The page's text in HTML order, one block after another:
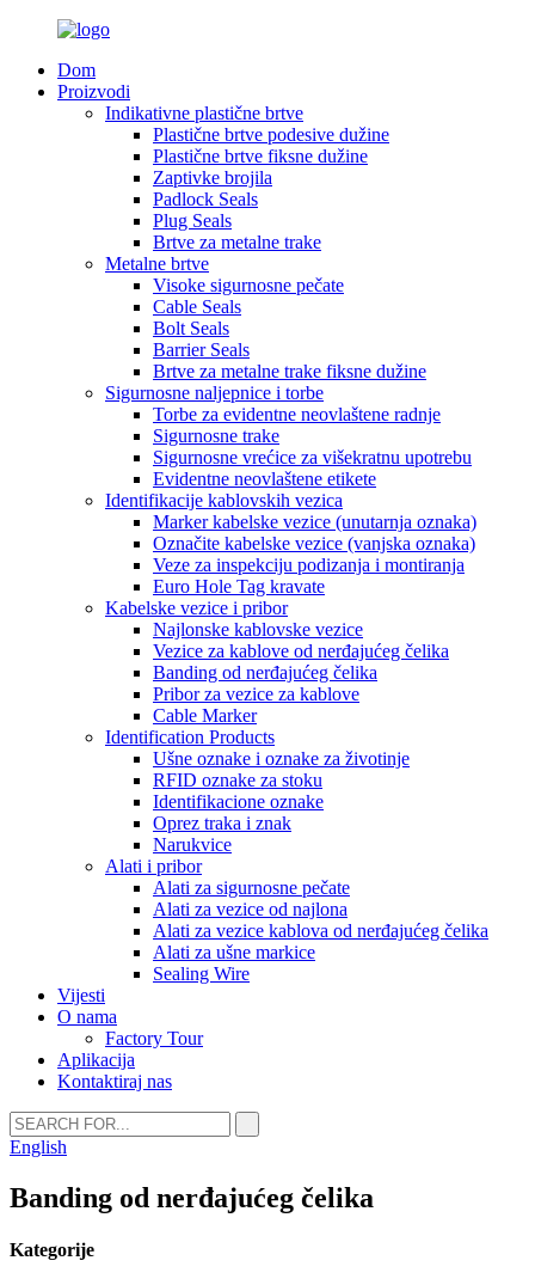
Dom
Proizvodi
Indikativne plastične brtve
Plastične brtve podesive dužine
Plastične brtve fiksne dužine
Zaptivke brojila
Padlock Seals
Plug Seals
Brtve za metalne trake
Metalne brtve
Visoke sigurnosne pečate
Cable Seals
Bolt Seals
Barrier Seals
Brtve za metalne trake fiksne dužine
Sigurnosne naljepnice i torbe
Torbe za evidentne neovlaštene radnje
Sigurnosne trake
Sigurnosne vrećice za višekratnu upotrebu
Evidentne neovlaštene etikete
Identifikacije kablovskih vezica
Marker kabelske vezice (unutarnja oznaka)
Označite kabelske vezice (vanjska oznaka)
Veze za inspekciju podizanja i montiranja
Euro Hole Tag kravate
Kabelske vezice i pribor
Najlonske kablovske vezice
Vezice za kablove od nerđajućeg čelika
Banding od nerđajućeg čelika
Pribor za vezice za kablove
Cable Marker
Identification Products
Ušne oznake i oznake za životinje
RFID oznake za stoku
Identifikacione oznake
Oprez traka i znak
Narukvice
Alati i pribor
Alati za sigurnosne pečate
Alati za vezice od najlona
Alati za vezice kablova od nerđajućeg čelika
Alati za ušne markice
Sealing Wire
Vijesti
O nama
Factory Tour
Aplikacija
Kontaktiraj nas
English
Banding od nerđajućeg čelika
Kategorije